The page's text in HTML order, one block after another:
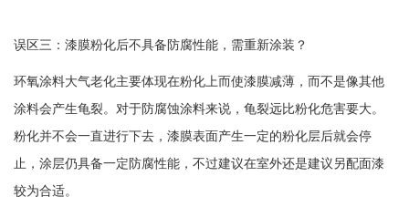
误区三：漆膜粉化后不具备防腐性能，需重新涂装？
环氧涂料大气老化主要体现在粉化上而使漆膜减薄，而不是像其他
涂料会产生龟裂。对于防腐蚀涂料来说，龟裂远比粉化危害要大。
粉化并不会一直进行下去，漆膜表面产生一定的粉化层后就会停
止，涂层仍具备一定防腐性能，不过建议在室外还是建议另配面漆
较为合适。